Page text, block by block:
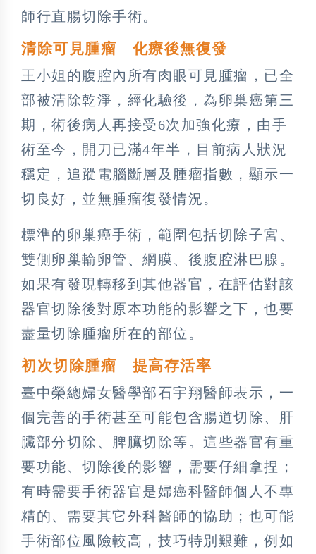
師行直腸切除手術。
清除可見腫瘤 化療後無復發
王小姐的腹腔內所有肉眼可見腫瘤，已全
部被清除乾淨，經化驗後，為卵巢癌第三
期，術後病人再接受6次加強化療，由手
術至今，開刀已滿4年半，目前病人狀況
穩定，追蹤電腦斷層及腫瘤指數，顯示一
切良好，並無腫瘤復發情況。
標準的卵巢癌手術，範圍包括切除子宮、
雙側卵巢輸卵管、網膜、後腹腔淋巴腺。
如果有發現轉移到其他器官，在評估對該
器官切除後對原本功能的影響之下，也要
盡量切除腫瘤所在的部位。
初次切除腫瘤 提高存活率
臺中榮總婦女醫學部石宇翔醫師表示，一
個完善的手術甚至可能包含腸道切除、肝
臟部分切除、脾臟切除等。這些器官有重
要功能、切除後的影響，需要仔細拿捏；
有時需要手術器官是婦癌科醫師個人不專
精的、需要其它外科醫師的協助；也可能
手術部位風險較高，技巧特別艱難，例如